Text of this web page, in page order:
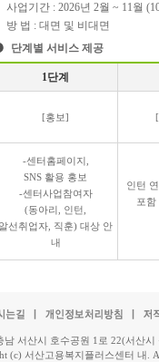
사업기간 : 2026년 2월 ~ 11월
방 법 : 대면 및 비대면
단계별 서비스 제공
1단계
[홍보]
-센터홈페이지,
SNS 활용 홍보
-센터사업참여자
(동아리, 인턴,
알선취업자, 직훈) 대상 안
내
인턴
포함
남 서산시 호수공원 1로 22(서산
(c) 서산고용복지플러스센터 내.